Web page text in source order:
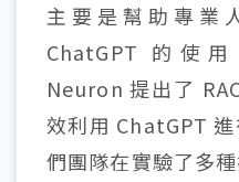
主要是幫助專業
ChatGPT 的使
Neuron 提出了
效利用 ChatGPT
們團隊在實驗了多